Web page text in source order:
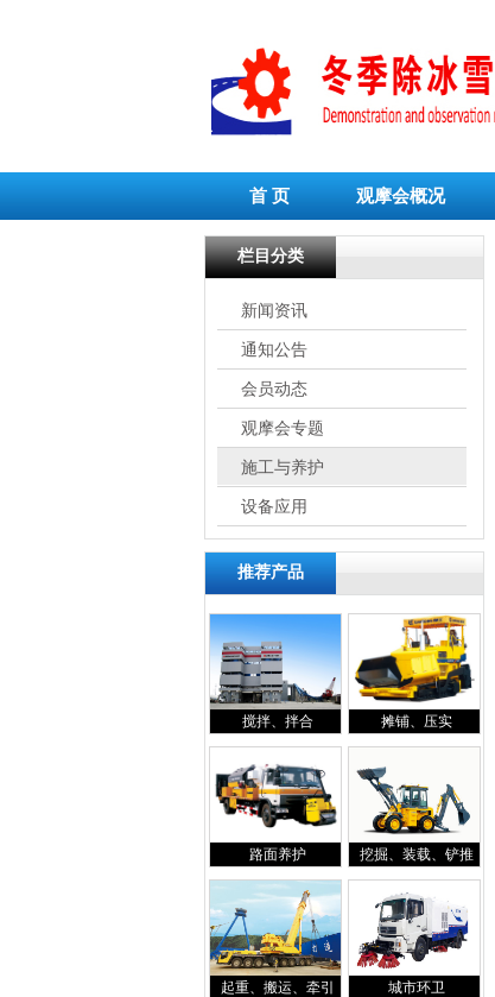
首 页 观摩会概况
栏目分类
新闻资讯
通知公告
会员动态
观摩会专题
施工与养护
设备应用
推荐产品
搅拌、拌合 摊铺、压实
路面养护 挖掘、装载、铲推
起重、搬运、牵引 城市环卫